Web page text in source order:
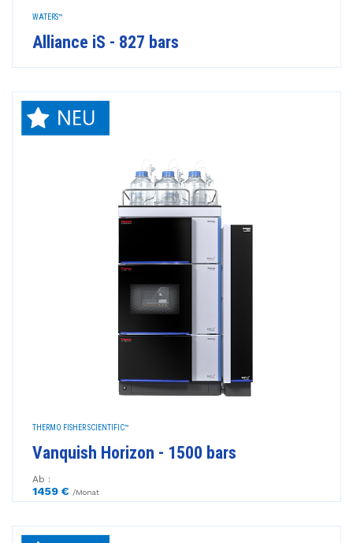
WATERS™
Alliance iS - 827 bars
THERMO FISHER SCIENTIFIC™
Vanquish Horizon - 1500 bars
Ab :
1459 € /Monat